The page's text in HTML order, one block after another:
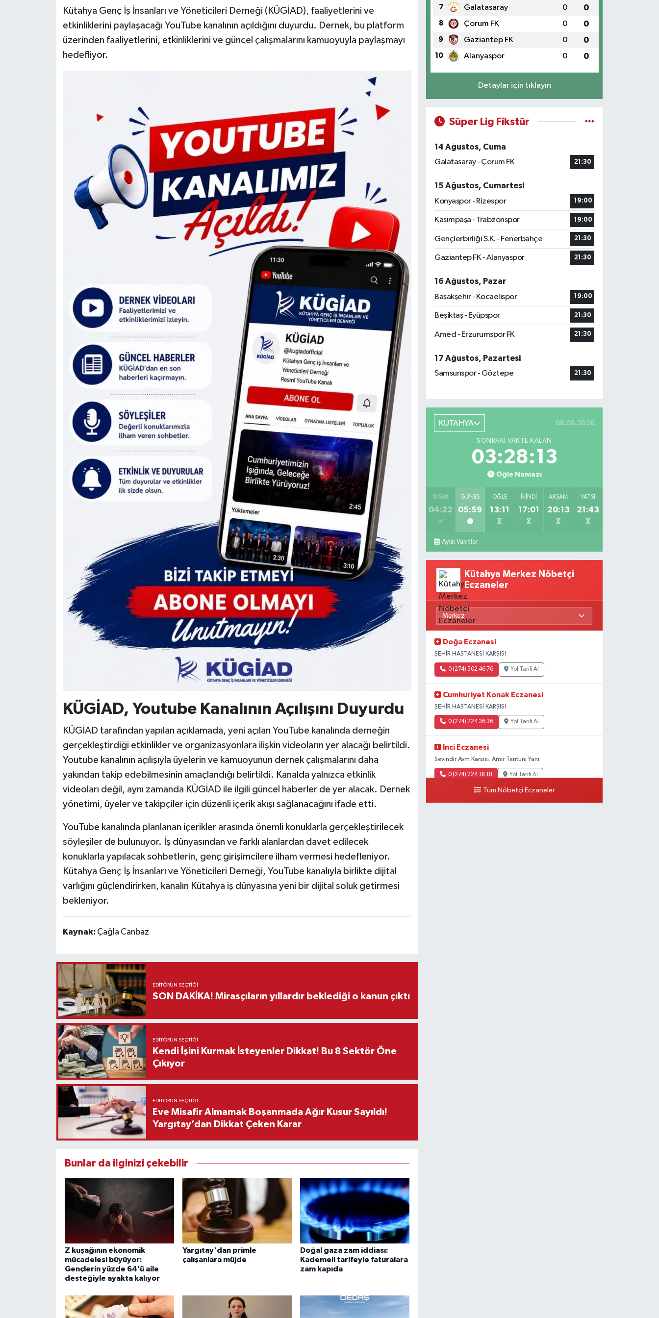
Kütahya Genç İş İnsanları ve Yöneticileri Derneği (KÜGİAD), faaliyetlerini ve
etkinliklerini paylaşacağı YouTube kanalının açıldığını duyurdu. Dernek, bu platform
üzerinden faaliyetlerini, etkinliklerini ve güncel çalışmalarını kamuoyuyla paylaşmayı
hedefliyor.
KÜGİAD, Youtube Kanalının Açılışını Duyurdu
KÜGİAD tarafından yapılan açıklamada, yeni açılan YouTube kanalında derneğin
gerçekleştirdiği etkinlikler ve organizasyonlara ilişkin videoların yer alacağı belirtildi.
Youtube kanalının açılışıyla üyelerin ve kamuoyunun dernek çalışmalarını daha
yakından takip edebilmesinin amaçlandığı belirtildi. Kanalda yalnızca etkinlik
videoları değil, aynı zamanda KÜGİAD ile ilgili güncel haberler de yer alacak. Dernek
yönetimi, üyeler ve takipçiler için düzenli içerik akışı sağlanacağını ifade etti.
YouTube kanalında planlanan içerikler arasında önemli konuklarla gerçekleştirilecek
söyleşiler de bulunuyor. İş dünyasından ve farklı alanlardan davet edilecek
konuklarla yapılacak sohbetlerin, genç girişimcilere ilham vermesi hedefleniyor.
Kütahya Genç İş İnsanları ve Yöneticileri Derneği, YouTube kanalıyla birlikte dijital
varlığını güçlendirirken, kanalın Kütahya iş dünyasına yeni bir dijital soluk getirmesi
bekleniyor.
Kaynak: Çağla Canbaz
EDITÖRÜN SEÇTIĞI
SON DAKİKA! Mirasçıların yıllardır beklediği o kanun çıktı
EDITÖRÜN SEÇTIĞI
Kendi İşini Kurmak İsteyenler Dikkat! Bu 8 Sektör Öne
Çıkıyor
EDITÖRÜN SEÇTIĞI
Eve Misafir Almamak Boşanmada Ağır Kusur Sayıldı!
Yargıtay’dan Dikkat Çeken Karar
Bunlar da ilginizi çekebilir
Z kuşağının ekonomik
mücadelesi büyüyor:
Gençlerin yüzde 64’ü aile
desteğiyle ayakta kalıyor
Yargıtay'dan primle
çalışanlara müjde
Doğal gaza zam iddiası:
Kademeli tarifeyle faturalara
zam kapıda
7 Galatasaray 0 0
8 Çorum FK 0 0
9 Gaziantep FK 0 0
10 Alanyaspor 0 0
Detaylar için tıklayın
Süper Lig Fikstür
14 Ağustos, Cuma
Galatasaray - Çorum FK
21:30
15 Ağustos, Cumartesi
Konyaspor - Rizespor
19:00
Kasımpaşa - Trabzonspor 19:00
Gençlerbirliği S.K. - Fenerbahçe 21:30
Gaziantep FK - Alanyaspor 21:30
16 Ağustos, Pazar
Başakşehir - Kocaelispor
19:00
Beşiktaş - Eyüpspor 21:30
Amed - Erzurumspor FK 21:30
17 Ağustos, Pazartesi
Samsunspor - Göztepe
21:30
KÜTAHYA 08.08.2026
SONRAKI VAKTE KALAN
03:28:12
Öğle Namazı
İMSAK
04:22
GÜNEŞ
05:59
ÖĞLE
13:11
İKINDI
17:01
AKŞAM
20:13
YATSI
21:43
Aylık Vakitler
Kütahya Merkez Nöbetçi
Eczaneler
Doğa Eczanesi
ŞEHİR HASTANESİ KARŞISI
0 (274) 502 46 76 Yol Tarifi Al
Cumhuriyet Konak Eczanesi
ŞEHİR HASTANESİ KARŞISI
0 (274) 224 36 36 Yol Tarifi Al
Inci Eczanesi
Sevindir Avm Karşısı. Amir Tantuni Yanı.
0 (274) 224 18 18 Yol Tarifi Al
Tüm Nöbetçi Eczaneler
Teknoloji